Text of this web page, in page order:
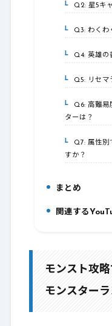
5-2.Q2: 星5キ
5-3.Q3: わくわ
5-4.Q4: 英雄の
5-5.Q5: リセマ
5-6.Q6: 高難易
ターは？
5-7.Q7: 属性別
すか？
まとめ
関連する
モンスト攻
モンスター